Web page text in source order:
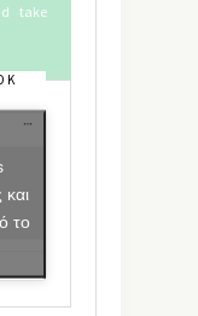
take
το